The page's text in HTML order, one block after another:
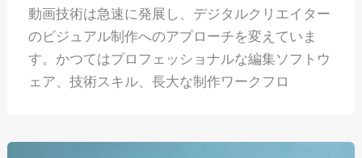
動画技術は急速に発展し、デジタルクリエイター
のビジュアル制作へのアプローチを変えていま
す。かつてはプロフェッショナルな編集ソフトウ
ェア、技術スキル、長大な制作ワークフロ